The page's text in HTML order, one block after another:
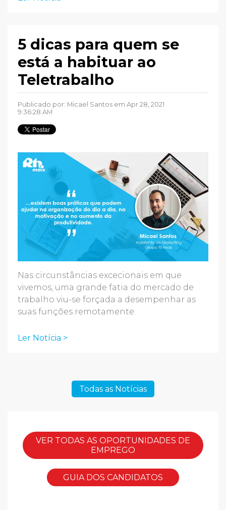
5 dicas para quem se
está a habituar ao
Teletrabalho
Publicado por: Micael Santos em Apr 28, 2021
9:36:28 AM
Nas circunstâncias excecionais em que
vivemos, uma grande fatia do mercado de
trabalho viu-se forçada a desempenhar as
suas funções remotamente.
Ler Notícia >
Todas as Notícias
VER TODAS AS OPORTUNIDADES DE
EMPREGO
GUIA DOS CANDIDATOS